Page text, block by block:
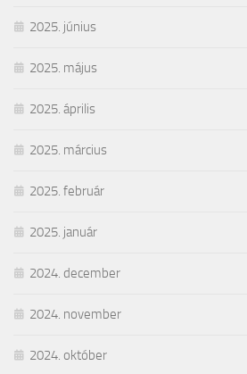
2025. június
2025. május
2025. április
2025. március
2025. február
2025. január
2024. december
2024. november
2024. október